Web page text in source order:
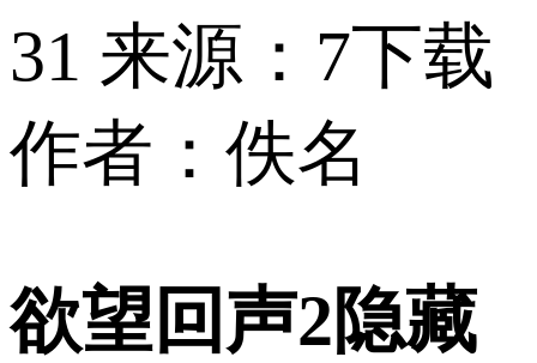
31 来源：7下载
作者：佚名
欲望回声2隐藏